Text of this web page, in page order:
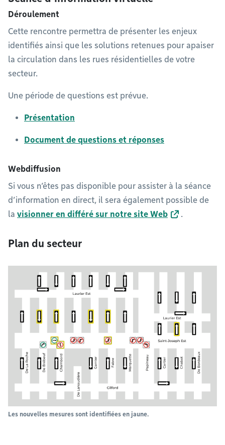
Déroulement
Cette rencontre permettra de présenter les enjeux
identifiés ainsi que les solutions retenues pour apaiser
la circulation dans les rues résidentielles de votre
secteur.​
Une période de questions est prévue.​
Présentation
Document de questions et réponses
Webdiffusion
Si vous n’êtes pas disponible pour assister à la séance
d’information en direct, il sera également possible de
la visionner en différé sur notre site Web .
Plan du secteur
Les nouvelles mesures sont identifiées en jaune.